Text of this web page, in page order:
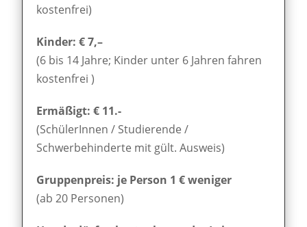
kostenfrei)
Kinder: € 7,–
(6 bis 14 Jahre; Kinder unter 6 Jahren fahren
kostenfrei )
Ermäßigt: € 11.-
(SchülerInnen / Studierende /
Schwerbehinderte mit gült. Ausweis)
Gruppenpreis: je Person 1 € weniger
(ab 20 Personen)